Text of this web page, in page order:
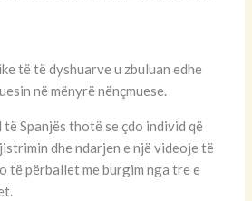
të të dyshuarve u zbuluan edhe
në mënyrë nënçmuese.
Spanjës thotë se çdo individ që
dhe ndarjen e një videoje të
të përballet me burgim nga tre e